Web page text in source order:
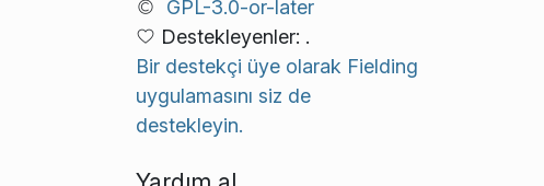
GPL-3.0-or-later
Destekleyenler: .
Bir destekçi üye olarak Fielding
uygulamasını siz de
destekleyin.